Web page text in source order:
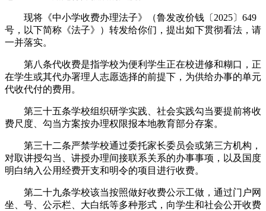
现将《中小学收费办理法子》（鲁发改价钱〔2025〕649
号，以下简称《法子》）转发给你们，提出如下贯彻看法，请
一并落实。
第八条代收费是指学校为便利学生正在校进修和糊口，正
在学生或其代办署理人志愿选择的前提下，为供给办事的单元
代收代付的费用。
第三十五条学校组织研学实践、社会实践勾当要提前将收
费尺度、勾当方案按办理权限报本地教育部分存案。
第三十二条严禁学校通过委托家长委员会或第三方机构，
对取讲授勾当、讲授办理间接联系关系的办事事项，以及国度
明白纳入公用经费开支和明令的项目进行收费。
第二十九条学校该当按照做好收费公示工做，通过门户网
坐、号、公示栏、大白纸等多种形式，向学生和社会公开收费